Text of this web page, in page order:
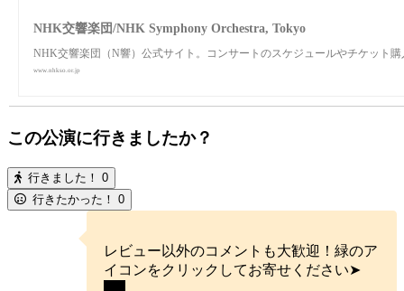
NHK交響楽団/NHK Symphony Orchestra, Tokyo
NHK交響楽団（N響）公式サイト。コンサートのスケジュールやチケット
www.nhkso.or.jp
この公演に行きましたか？
行きました！ 0
行きたかった！ 0
レビュー以外のコメントも大歓迎！緑のア
イコンをクリックしてお寄せください➤